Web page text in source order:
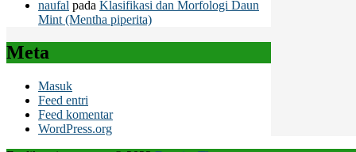
naufal pada Klasifikasi dan Morfologi Daun
Mint (Mentha piperita)
Meta
Masuk
Feed entri
Feed komentar
WordPress.org